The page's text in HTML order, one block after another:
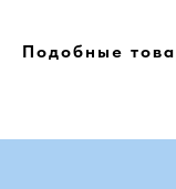
Подобные